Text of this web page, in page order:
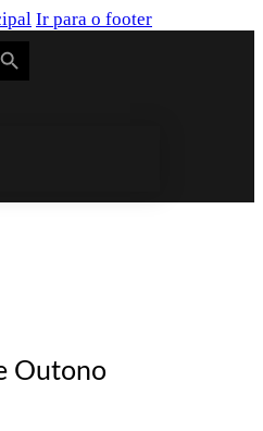
Ir para o footer
Button
Outono